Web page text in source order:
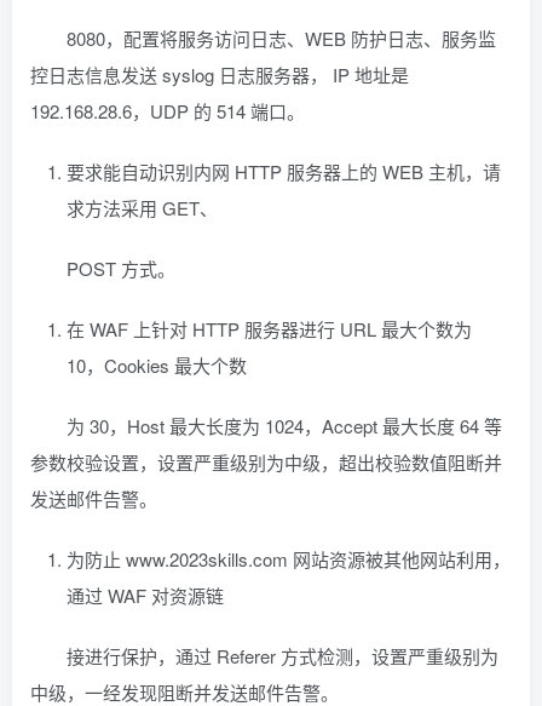
8080，配置将服务访问日志、WEB 防护日志、服务监
控日志信息发送 syslog 日志服务器， IP 地址是
192.168.28.6，UDP 的 514 端口。
要求能自动识别内网 HTTP 服务器上的 WEB 主机，请
求方法采用 GET、
POST 方式。
在 WAF 上针对 HTTP 服务器进行 URL 最大个数为
10，Cookies 最大个数
为 30，Host 最大长度为 1024，Accept 最大长度 64 等
参数校验设置，设置严重级别为中级，超出校验数值阻断并
发送邮件告警。
为防止 www.2023skills.com 网站资源被其他网站利用，
通过 WAF 对资源链
接进行保护，通过 Referer 方式检测，设置严重级别为
中级，一经发现阻断并发送邮件告警。